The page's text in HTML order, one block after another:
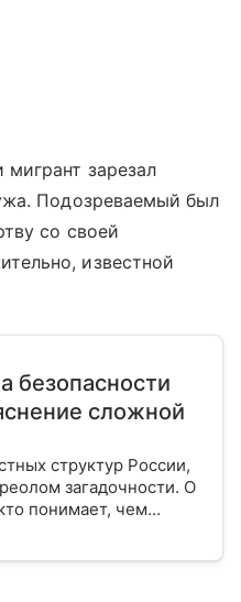
зарезал
Подозреваемый был
со своей
известной
безопасности
сложной
структур России,
загадочности. О
понимает, чем
служба